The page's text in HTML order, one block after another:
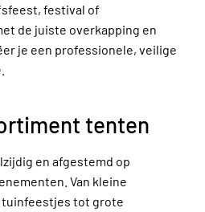
festival of
de juiste overkapping en
je een professionele, veilige
tenten
en afgestemd op
Van kleine
tot grote